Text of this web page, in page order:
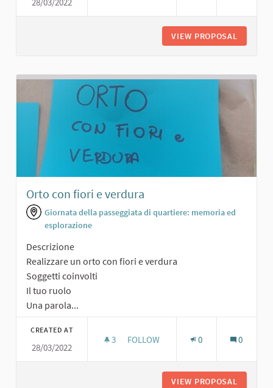
VIEW PROPOSAL
Orto con fiori e verdura
Giornata della passeggiata di quartiere: memoria ed
esplorazione
Descrizione
Realizzare un orto con fiori e verdura
Soggetti coinvolti
Il tuo ruolo
Una parola...
CREATED AT
28/03/2022
3 3 FOLLOWERS
FOLLOW 0 0
VIEW PROPOSAL